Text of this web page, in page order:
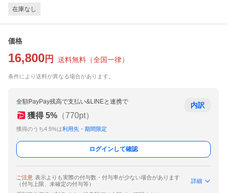
在庫なし
価格
16,800 円 送料無料 （全国一律）
条件により送料が異なる場合があります。
全額PayPay残高で支払い&LINEと連携で
獲得 5% （770pt）
獲得のうち4.5%は利用先・期間限定
内訳
ログインして確認
ご注意 表示よりも実際の付与数・付与率が少ない場合があります
（付与上限、未確定の付与等）
詳細